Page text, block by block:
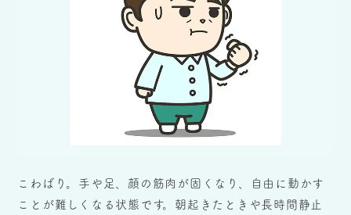
こわばり。手や足、顔の筋肉が固くなり、自由に動かす
ことが難しくなる状態です。朝起きたときや長時間静止